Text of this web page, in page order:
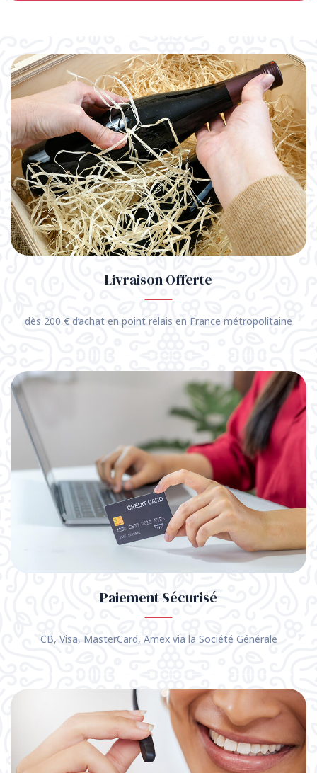
Livraison Offerte
dès 200 € d’achat en point relais en France métropolitaine
Paiement Sécurisé
CB, Visa, MasterCard, Amex via la Société Générale